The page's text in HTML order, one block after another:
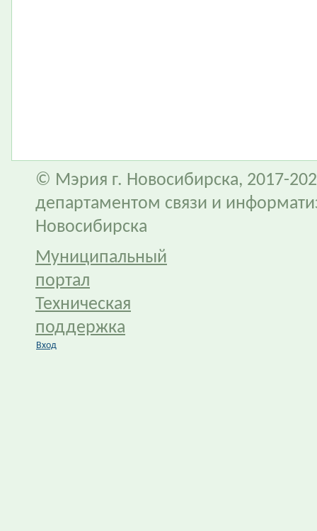
© Мэрия г. Новосибирска, 2017-
департаментом связи и
Новосибирска
Муниципальный
портал
Техническая
поддержка
Вход